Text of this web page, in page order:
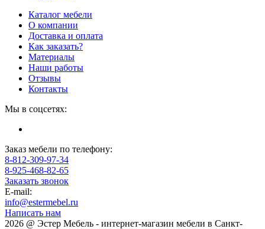
Каталог мебели
О компании
Доставка и оплата
Как заказать?
Материалы
Наши работы
Отзывы
Контакты
Мы в соцсетях:
Заказ мебели по телефону:
8-812-309-97-34
8-925-468-82-65
Заказать звонок
E-mail:
info@estermebel.ru
Написать нам
2026 @ Эстер Мебель - интернет-магазин мебели в Санкт-